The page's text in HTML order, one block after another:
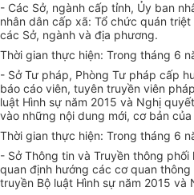
- Các Sở, ngành cấp tỉnh, Ủy ban
nhân dân cấp xã: Tổ chức quán triệt
các Sở, ngành và địa phương.
Thời gian thực hiện: Trong tháng 6
- Sở Tư pháp, Phòng Tư pháp cấp
báo cáo viên, tuyên truyền viên
luật Hình sự năm 2015 và Nghị
vào những nội dung mới, cơ bản của
Thời gian thực hiện: Trong tháng 6
- SởThông tin và Truyền thông phối
quan định hướng các cơ quan
truyền Bộ luật Hình sự năm 2015